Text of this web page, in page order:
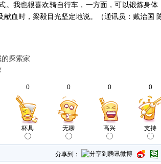
我也很喜欢骑自行车，一方面，可以锻炼身体
血时，梁毅目光坚定地说。（通讯员：戴治国
探索家
0
杯具
0
无聊
0
高兴
0
支持
分享到：